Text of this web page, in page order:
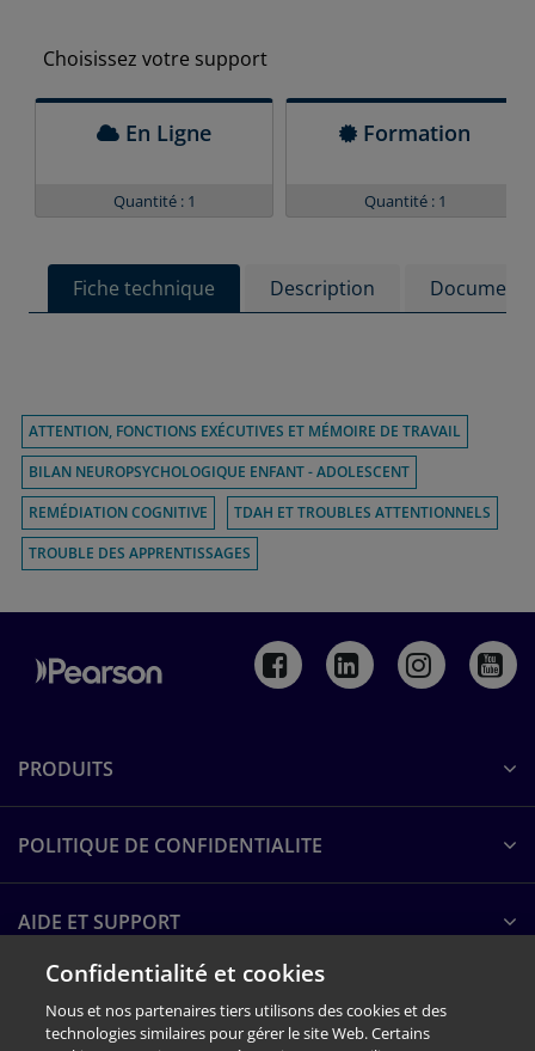
Choisissez votre support
En Ligne
Quantité : 1
Formation
Quantité : 1
Fiche technique Description
ATTENTION, FONCTIONS EXÉCUTIVES ET MÉMOIRE DE TRAVAIL
BILAN NEUROPSYCHOLOGIQUE ENFANT - ADOLESCENT
REMÉDIATION COGNITIVE
TDAH ET TROUBLES ATTENTIONNELS
TROUBLE DES APPRENTISSAGES
PRODUITS
POLITIQUE DE CONFIDENTIALITE
AIDE ET SUPPORT
A PROPOS DE PEARSON
Confidentialité et cookies
Nous et nos partenaires tiers utilisons des cookies et des
technologies similaires pour gérer le site Web. Certains